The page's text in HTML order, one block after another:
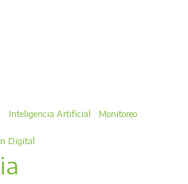
Inteligencia Artificial Monitoreo
Digital